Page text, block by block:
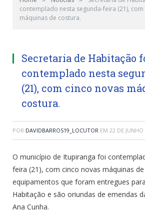
contemplado nesta segunda-feira (21),
máquinas de costura.
Secretaria de Habitação
contemplado nesta
(21), com cinco novas
costura.
POR DAVIDBARROS19_LOCUTOR EM 22 DE JUNHO
O município de Itupiranga foi
feira (21), com cinco novas máquinas
equipamentos que foram entregues
Habitação e são oriundas de emendas
Ana Cunha.